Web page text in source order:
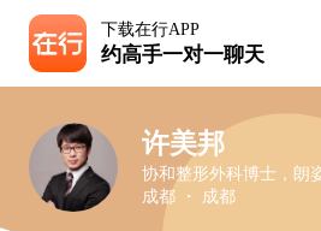
下载在行APP
约高手一对一聊天
许美邦
协和整形外科博士，朗
成都 ・ 成都